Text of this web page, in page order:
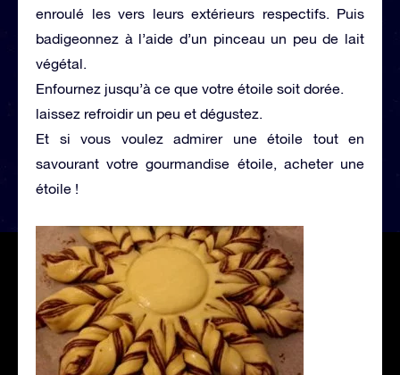
enroulé les vers leurs extérieurs respectifs. Puis
badigeonnez à l’aide d’un pinceau un peu de lait
végétal.
Enfournez jusqu’à ce que votre étoile soit dorée.
laissez refroidir un peu et dégustez.
Et si vous voulez admirer une étoile tout en
savourant votre gourmandise étoile, acheter une
étoile !